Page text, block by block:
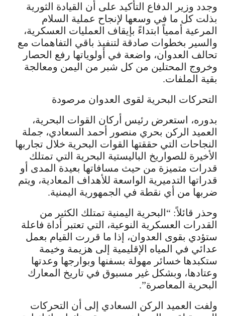
وجدد وزير الدفاع التأكيد على أن القيادة الثورية
بذلت كل ما في وسعها لإنجاح عملية السلام
المرعية أممياً ابتداءً بإيقاف العمليات العسكرية،
والسير بخطوات صادقة لتنفيذ باقي التفاهمات مع
تحالف العدوان، واضعة في أولوياتها رفع الحصار
وخروج المحتلين من كل شبر من اليمن ومعالجة
بقية الملفات.
التحركات البحرية لقوى العدوان مرصودة
بدوره، استعرض رئيس أركان القوات البحرية،
العميد الركن بحري منصور أحمد السعادي، جملة
النجاحات التي حققتها القوات البحرية خلال تجاربها
الأخيرة للصواريخ الباليستية البحرية التي تمتلك
قدرات متميزة من حيث مسافاتها بعيدة المدى أو
قدراتها التدميرية الواسعة للأهداف المعادية، ويتم
ضربها من أي نقطة في الجمهورية اليمنية.
وحذر قائلاً: “البحرية اليمنية تمتلك الكثير من
القدرات العسكرية النوعية، التي تعتبر أداة فاعلة
ستؤدي بقوى العدوان، إذا ما قررت القيام بعمل
عدائي في المياه الإقليمية إلى هزيمة وخيمة
ستكبدها خسائر مهولة بسفنها وبوارجها وعدتها
وعتادها، وبشكل غير مسبوق في تاريخ المعارك
البحرية المعاصرة”.
ولفت العميد الركن السعادي إلى أن التحركات